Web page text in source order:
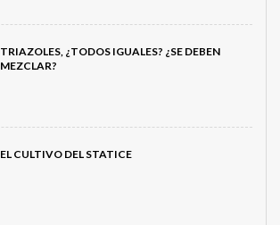
TRIAZOLES, ¿TODOS IGUALES? ¿SE DEBEN
MEZCLAR?
EL CULTIVO DEL STATICE